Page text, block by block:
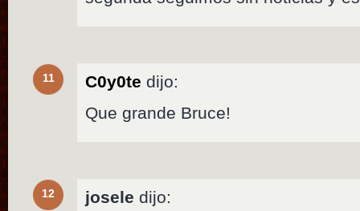
11 C0y0te dijo:
Que grande Bruce!
12 josele dijo: